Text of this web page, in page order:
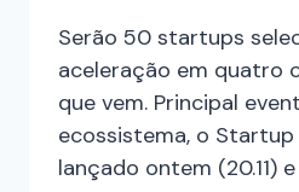
Serão 50 startups
aceleração em quatro
que vem. Principal
ecossistema, o
lançado ontem (20.11)